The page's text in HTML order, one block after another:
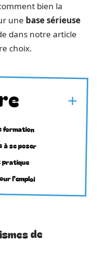
bien la
une base sérieuse
dans notre article
choix.
formation
à se poser
pratique
l’emploi
de